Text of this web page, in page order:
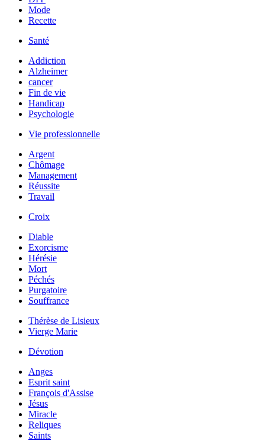
Mode
Recette
Santé
Addiction
Alzheimer
cancer
Fin de vie
Handicap
Psychologie
Vie professionnelle
Argent
Chômage
Management
Réussite
Travail
Croix
Diable
Exorcisme
Hérésie
Mort
Péchés
Purgatoire
Souffrance
Thérèse de Lisieux
Vierge Marie
Dévotion
Anges
Esprit saint
François d'Assise
Jésus
Miracle
Reliques
Saints